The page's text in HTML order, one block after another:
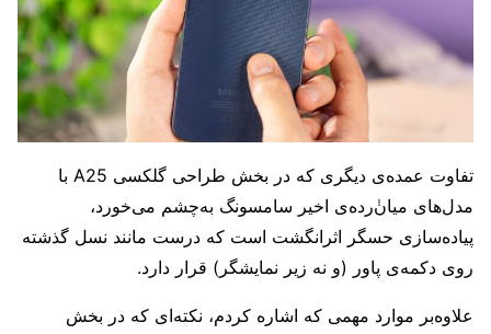
تفاوت عمده‌ی دیگری که در بخش طراحی گلکسی A25 با
مدل‌های میان‌ٰرده‌ی اخیر سامسونگ به‌چشم می‌خورد،
پیاده‌سازی حسگر اثرانگشت است که درست مانند نسل گذشته
روی دکمه‌ی پاور (و نه زیر نمایشگر) قرار دارد.
علاوه‌بر موارد مهمی که اشاره کردم، نکته‌ای که در بخش